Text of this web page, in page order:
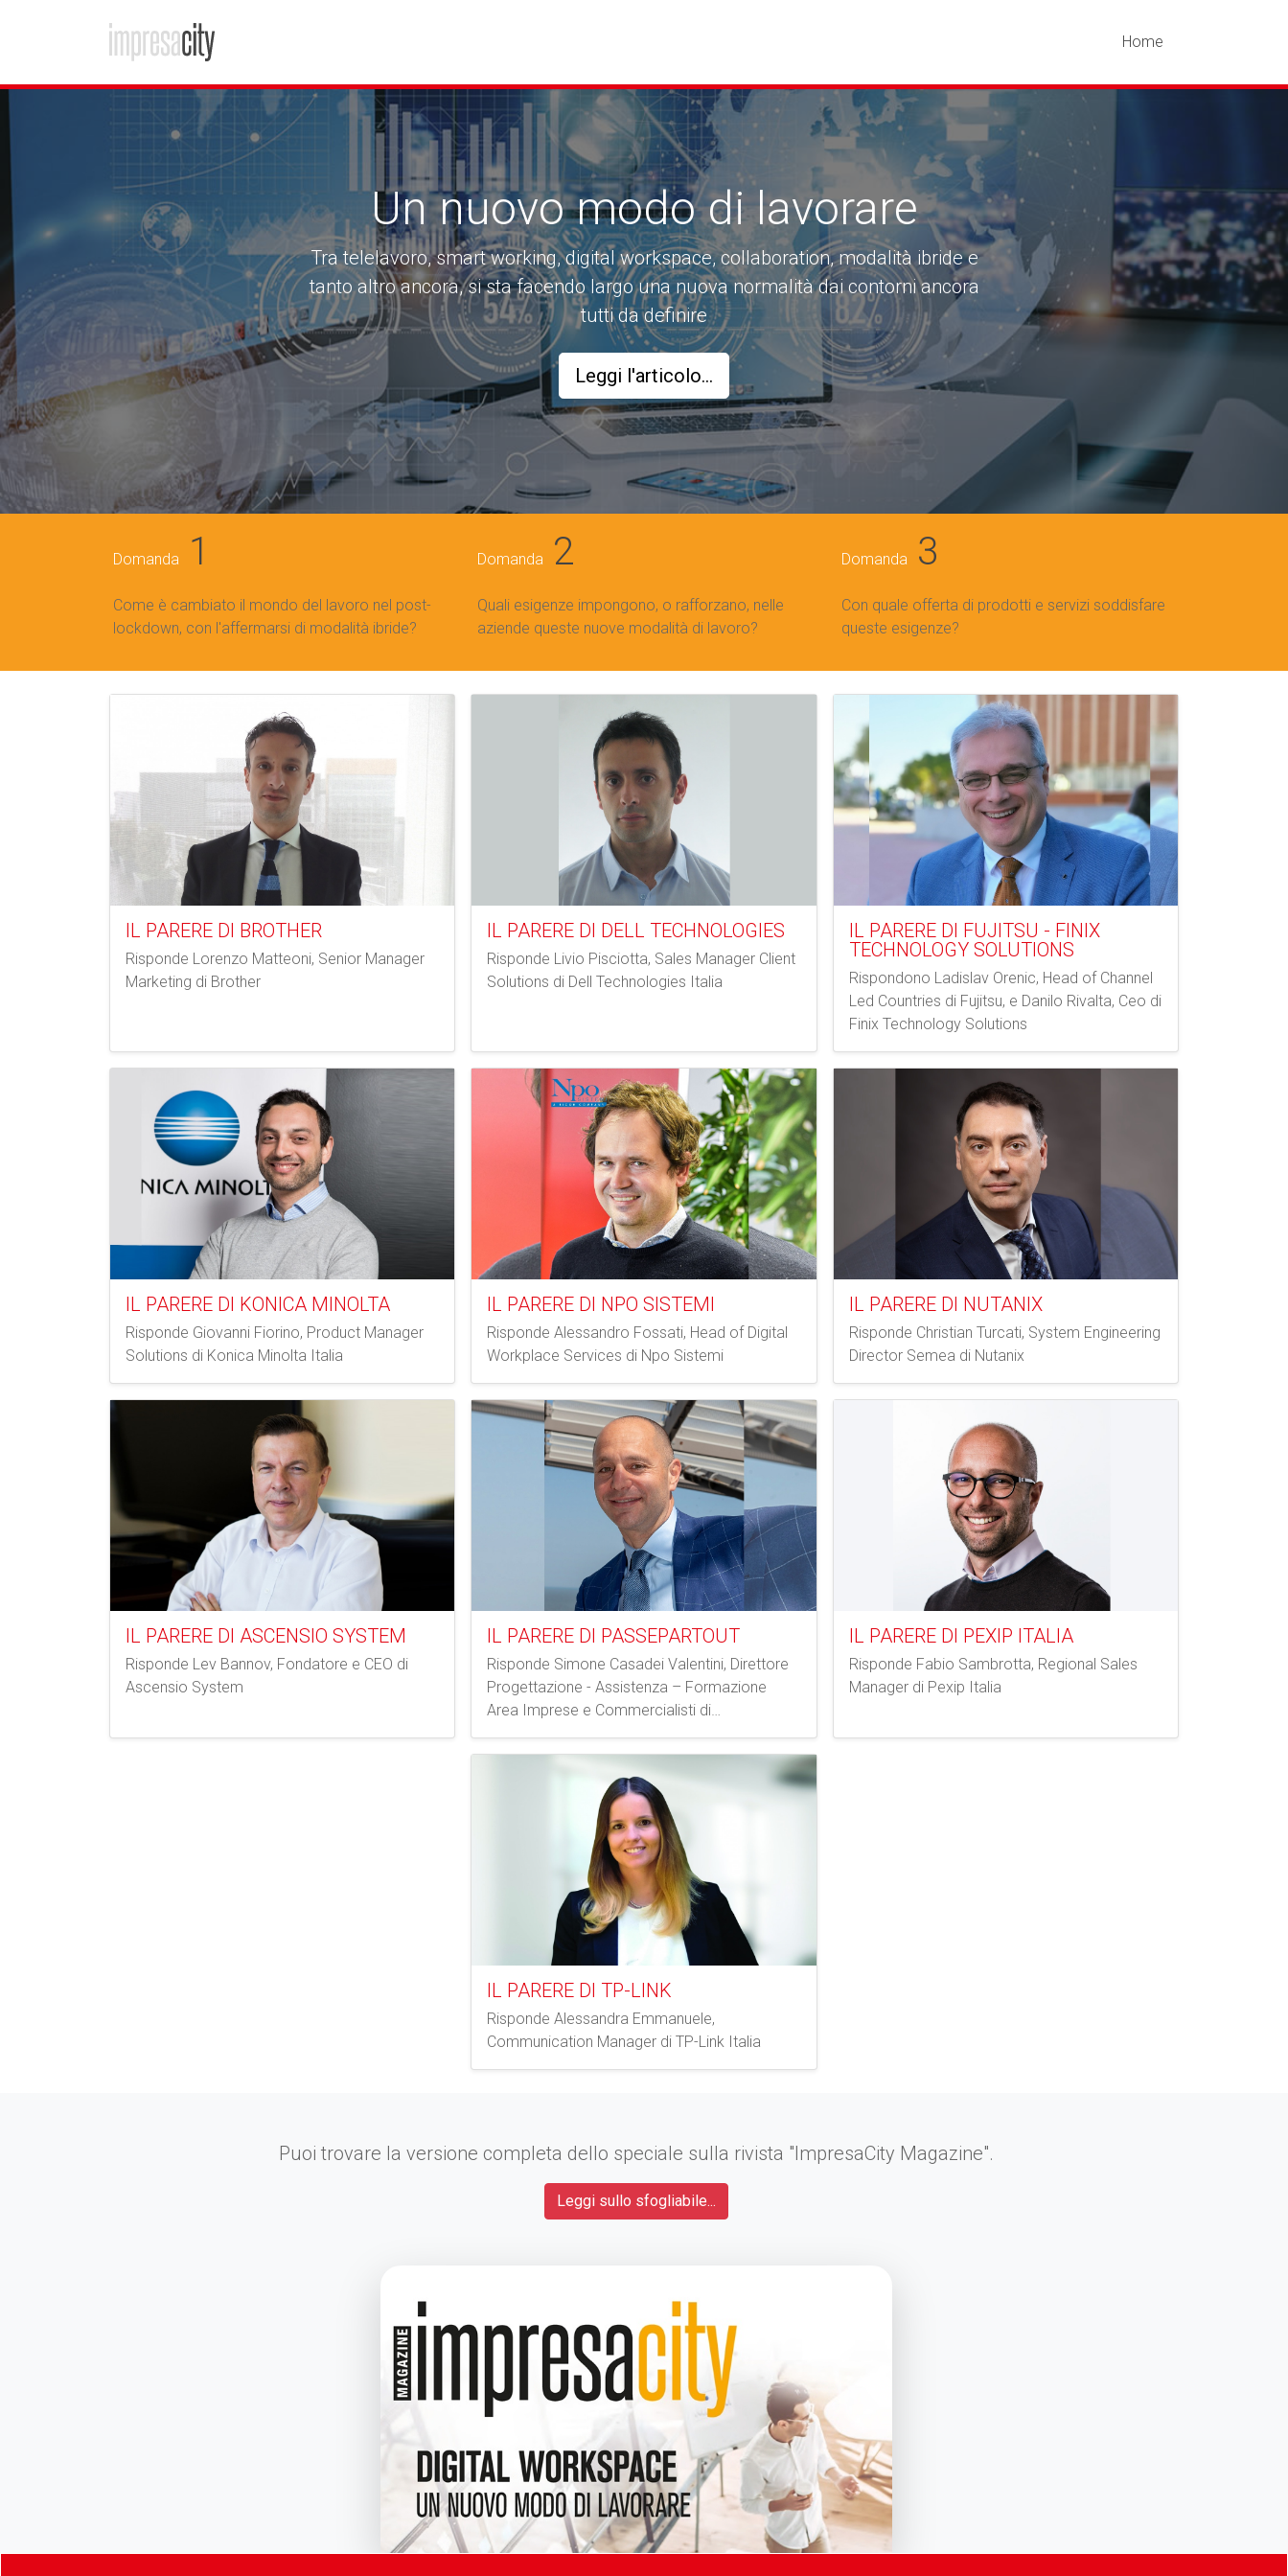
Home
Un nuovo modo di lavorare
Tra telelavoro, smart working, digital workspace, collaboration, modalità ibride e
tanto altro ancora, si sta facendo largo una nuova normalità dai contorni ancora
tutti da definire
Leggi l'articolo...
Domanda 1
Come è cambiato il mondo del lavoro nel post-
lockdown, con l'affermarsi di modalità ibride?
Domanda 2
Quali esigenze impongono, o rafforzano, nelle
aziende queste nuove modalità di lavoro?
Domanda 3
Con quale offerta di prodotti e servizi soddisfare
queste esigenze?
IL PARERE DI BROTHER
Risponde Lorenzo Matteoni, Senior Manager
Marketing di Brother
IL PARERE DI DELL TECHNOLOGIES
Risponde Livio Pisciotta, Sales Manager Client
Solutions di Dell Technologies Italia
IL PARERE DI FUJITSU - FINIX
TECHNOLOGY SOLUTIONS
Rispondono Ladislav Orenic, Head of Channel
Led Countries di Fujitsu, e Danilo Rivalta, Ceo di
Finix Technology Solutions
IL PARERE DI KONICA MINOLTA
Risponde Giovanni Fiorino, Product Manager
Solutions di Konica Minolta Italia
IL PARERE DI NPO SISTEMI
Risponde Alessandro Fossati, Head of Digital
Workplace Services di Npo Sistemi
IL PARERE DI NUTANIX
Risponde Christian Turcati, System Engineering
Director Semea di Nutanix
IL PARERE DI ASCENSIO SYSTEM
Risponde Lev Bannov, Fondatore e CEO di
Ascensio System
IL PARERE DI PASSEPARTOUT
Risponde Simone Casadei Valentini, Direttore
Progettazione - Assistenza – Formazione
Area Imprese e Commercialisti di
Passepartout
IL PARERE DI PEXIP ITALIA
Risponde Fabio Sambrotta, Regional Sales
Manager di Pexip Italia
IL PARERE DI TP-LINK
Risponde Alessandra Emmanuele,
Communication Manager di TP-Link Italia
Puoi trovare la versione completa dello speciale sulla rivista "ImpresaCity Magazine".
Leggi sullo sfogliabile...